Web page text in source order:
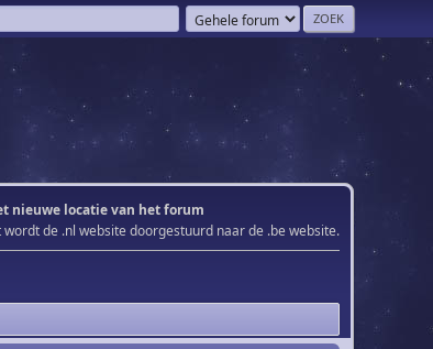
nieuwe locatie van het forum
de .nl website doorgestuurd naar de .be website.